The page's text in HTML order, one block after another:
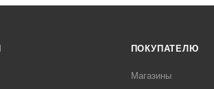
ПОКУПАТЕЛЮ
Магазины